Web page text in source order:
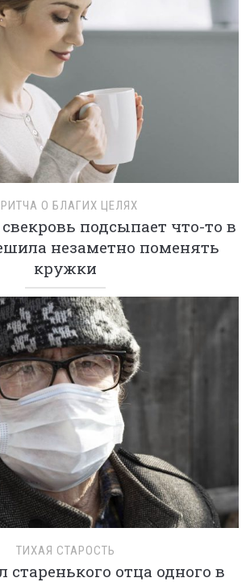
О БЛАГИХ ЦЕЛЯХ
подсыпает что-то в
незаметно поменять
кружки
ТИХАЯ СТАРОСТЬ
старенького отца одного в